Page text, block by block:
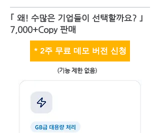
｢ 왜! 수많은 기업들이 선택할까요? ｣
7,000+Copy 판매
* 2주 무료 데모 버전 신청
(기능 제한 없음)